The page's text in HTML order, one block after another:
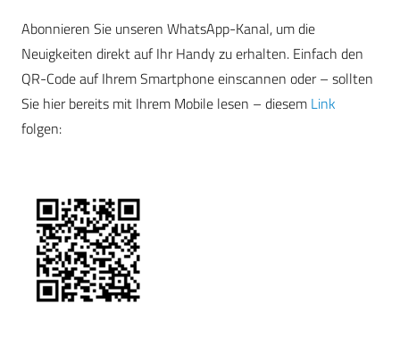
Abonnieren Sie unseren WhatsApp-Kanal, um die
Neuigkeiten direkt auf Ihr Handy zu erhalten. Einfach den
QR-Code auf Ihrem Smartphone einscannen oder – sollten
Sie hier bereits mit Ihrem Mobile lesen – diesem Link
folgen: